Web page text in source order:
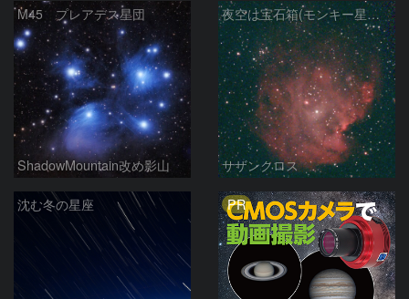
M45 プレアデス星団
ShadowMountain改め影山
夜空は宝石箱(モンキー星雲 NGC2174) Seestar50
サザンクロス
沈む冬の星座 PR